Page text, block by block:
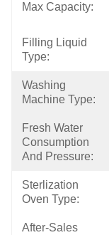
Max Capacity:
Filling Liquid
Type:
Washing
Machine Type:
Fresh Water
Consumption
And Pressure:
Sterlization
Oven Type:
After-Sales